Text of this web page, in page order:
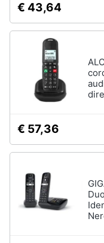
Assistenza
clienti
€ 43,64
€ 57,36